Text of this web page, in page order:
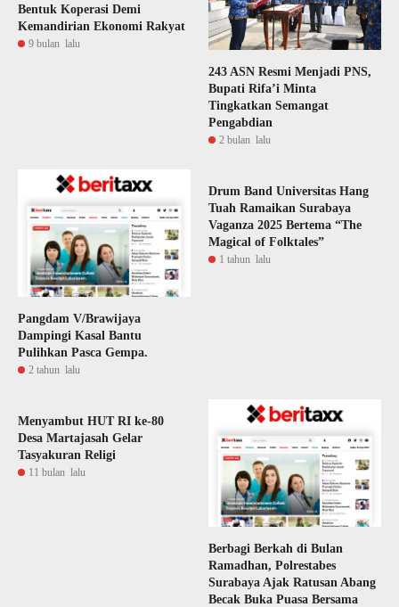
Bentuk Koperasi Demi
Kemandirian Ekonomi Rakyat
9 bulan lalu
243 ASN Resmi Menjadi PNS,
Bupati Rifa’i Minta
Tingkatkan Semangat
Pengabdian
2 bulan lalu
Pangdam V/Brawijaya
Dampingi Kasal Bantu
Pulihkan Pasca Gempa.
2 tahun lalu
Drum Band Universitas Hang
Tuah Ramaikan Surabaya
Vaganza 2025 Bertema “The
Magical of Folktales”
1 tahun lalu
Menyambut HUT RI ke-80
Desa Martajasah Gelar
Tasyakuran Religi
11 bulan lalu
Berbagi Berkah di Bulan
Ramadhan, Polrestabes
Surabaya Ajak Ratusan Abang
Becak Buka Puasa Bersama